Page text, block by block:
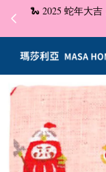
🐍 2025 蛇年大
您的